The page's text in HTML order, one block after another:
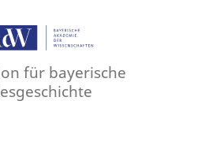
für bayerische